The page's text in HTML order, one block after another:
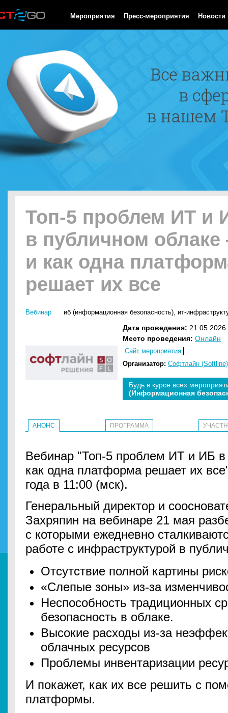
Мероприятия Пресс-мероприятия Новости
Топ-5 проблем ИТ и
в публичном
и как одна
решает их все
Вебинар иб (информационная безопасность), ит-
Дата проведения:
Место проведения: Онлайн
Сайт мероприятия
Организатор: Софтлайн (Softline)
Будь в курсе всех
(Информационная
АНОНС ПРОГРАММА
Вебинар "Топ-5 проблем ИТ и ИБ
как одна платформа решает их
года в 11:00 (мск).
Генеральный директор и
Захряпин на вебинаре 21 мая
с которыми ежедневно
работе с инфраструктурой в
Отсутствие полной картины
«Слепые зоны» из-за
Неспособность традиционных
безопасность в облаке.
Высокие расходы из-за
облачных ресурсов
Проблемы инвентаризации
И покажет, как их все решить с
платформы.